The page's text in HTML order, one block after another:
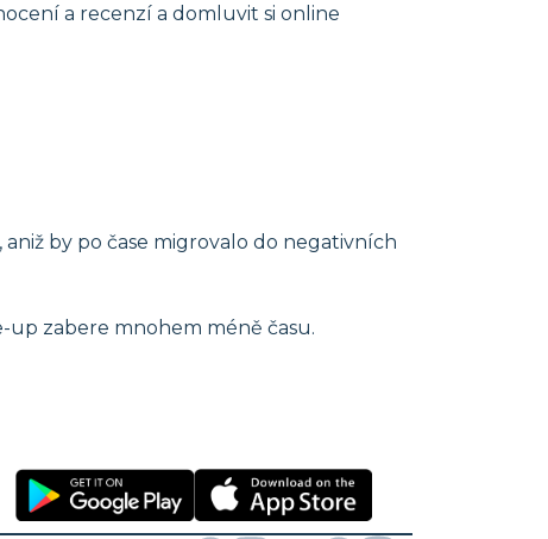
a recenzí a domluvit si online
by po čase migrovalo do negativních
zabere mnohem méně času.